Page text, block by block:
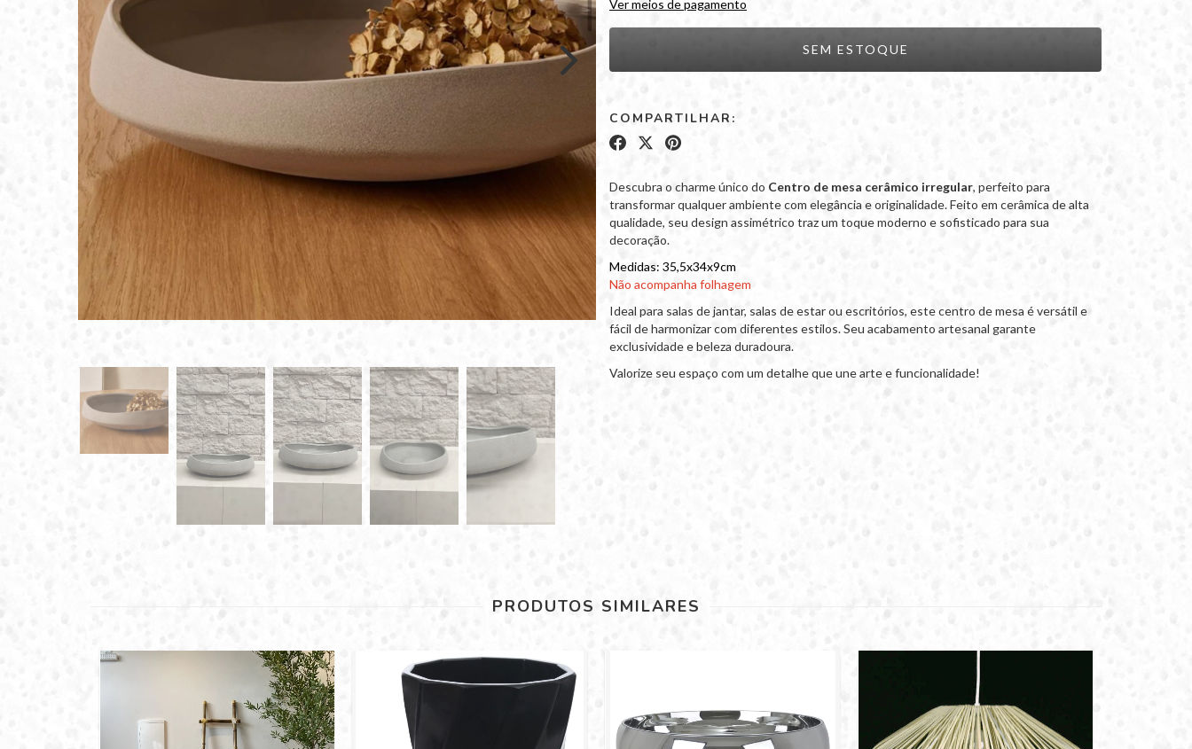
Ver meios de pagamento
COMPARTILHAR:
Descubra o charme único do Centro de mesa cerâmico irregular, perfeito para
transformar qualquer ambiente com elegância e originalidade. Feito em cerâmica de alta
qualidade, seu design assimétrico traz um toque moderno e sofisticado para sua
decoração.
Medidas: 35,5x34x9cm
Não acompanha folhagem
Ideal para salas de jantar, salas de estar ou escritórios, este centro de mesa é versátil e
fácil de harmonizar com diferentes estilos. Seu acabamento artesanal garante
exclusividade e beleza duradoura.
Valorize seu espaço com um detalhe que une arte e funcionalidade!
PRODUTOS SIMILARES